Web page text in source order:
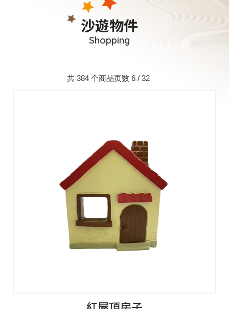
沙遊物件
Shopping
共 384 个商品页数 6 / 32